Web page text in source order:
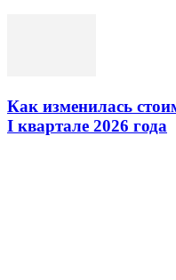
Как изменилась
I квартале 2026 года